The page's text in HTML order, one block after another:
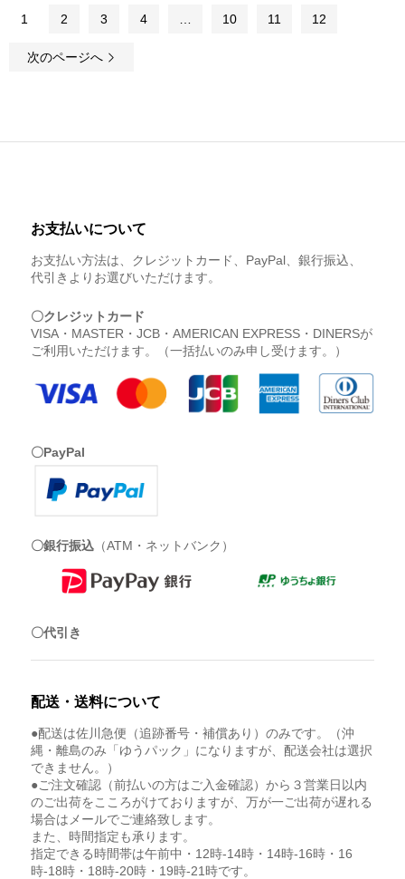
1 2 3 4 10 11 12
次のページへ
お支払いについて
お支払い方法は、クレジットカード、PayPal、銀行振込、
代引きよりお選びいただけます。
〇クレジットカード
VISA・MASTER・JCB・AMERICAN EXPRESS・DINERSが
ご利用いただけます。（一括払いのみ申し受けます。）
〇PayPal
〇銀行振込 （ATM・ネットバンク）
〇代引き
配送・送料について
●配送は佐川急便（追跡番号・補償あり）のみです。（沖
縄・離島のみ「ゆうパック」になりますが、配送会社は選択
できません。）
●ご注文確認（前払いの方はご入金確認）から３営業日以内
のご出荷をこころがけておりますが、万が一ご出荷が遅れる
場合はメールでご連絡致します。
また、時間指定も承ります。
指定できる時間帯は午前中・12時-14時・14時-16時・16
時-18時・18時-20時・19時-21時です。